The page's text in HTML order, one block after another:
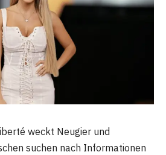
weckt Neugier und
suchen nach Informationen